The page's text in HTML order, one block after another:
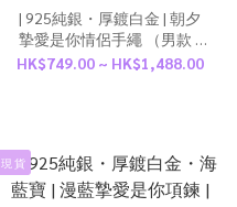
| 925純銀・厚鍍白金 | 朝夕
摯愛是你情侶手繩 （男款 /
女款） | BR1526 |
HK$749.00 ~ HK$1,488.00
現 貨